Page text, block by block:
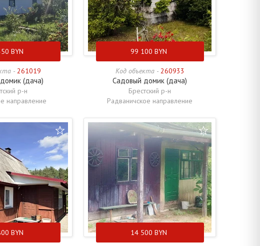
BYN
- 261019
(дача)
р-н
направление
99 100 BYN
Код объекта - 260933
Садовый домик (дача)
Брестский р-н
Радваничское направление
BYN 14 500 BYN